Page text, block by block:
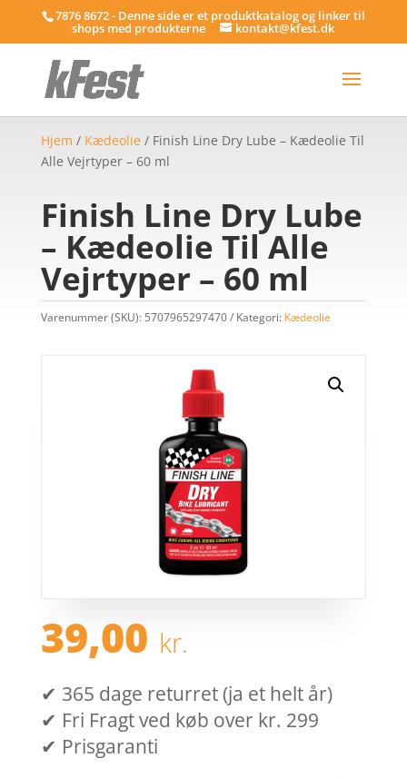
7876 8672 - Denne side er et produktkatalog og linker til
shops med produkterne kontakt@kfest.dk
Hjem / Kædeolie / Finish Line Dry Lube – Kædeolie Til
Alle Vejrtyper – 60 ml
Finish Line Dry Lube
– Kædeolie Til Alle
Vejrtyper – 60 ml
Varenummer (SKU): 5707965297470 Kategori: Kædeolie
39,00 kr.
✔ 365 dage returret (ja et helt år)
✔ Fri Fragt ved køb over kr. 299
✔ Prisgaranti